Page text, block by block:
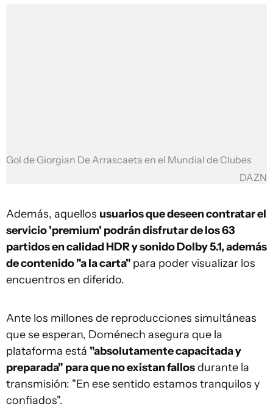
Gol de Giorgian De Arrascaeta en el Mundial de Clubes
DAZN
Además, aquellos usuarios que deseen contratar el
servicio 'premium' podrán disfrutar de los 63
partidos en calidad HDR y sonido Dolby 5.1, además
de contenido "a la carta" para poder visualizar los
encuentros en diferido.
Ante los millones de reproducciones simultáneas
que se esperan, Doménech asegura que la
plataforma está "absolutamente capacitada y
preparada" para que no existan fallosdurante la
transmisión: "En ese sentido estamos tranquilos y
confiados".